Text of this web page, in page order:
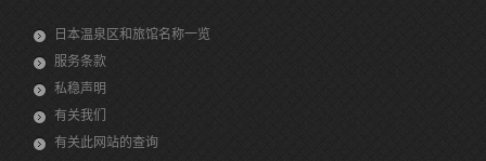
日本温泉区和旅馆名称一览
服务条款
私稳声明
有关我们
有关此网站的查询